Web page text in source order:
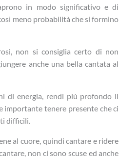
in modo significativo e di
meno probabilità che si formino
non si consiglia certo di non
anche una bella cantata al
di energia, rendi più profondo il
importante tenere presente che ci
difficili.
al cuore, quindi cantare e ridere
non ci sono scuse ed anche